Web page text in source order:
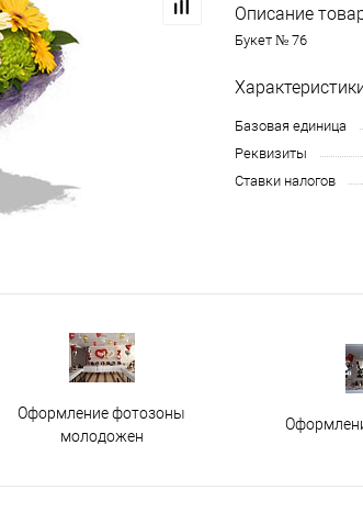
Описание
Букет № 76
Базовая единица
Реквизиты
Ставки налогов
Оформление фотозоны
молодожен